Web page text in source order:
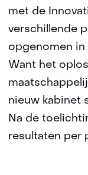
met de
verschillende
opgenomen in
Want het
nieuw kabinet
Na de
resultaten per